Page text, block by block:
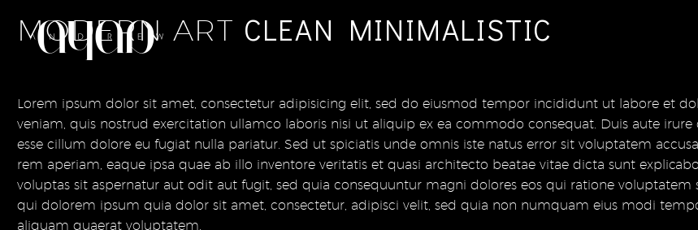
MODERN ART CLEAN MINIMALISTIC
Lorem ipsum dolor sit amet, consectetur adipisicing elit, sed do eiusmod tempor incididunt ut labore et
veniam, quis nostrud exercitation ullamco laboris nisi ut aliquip ex ea commodo consequat. Duis aute
esse cillum dolore eu fugiat nulla pariatur. Sed ut spiciatis unde omnis iste natus error sit voluptatem
rem aperiam, eaque ipsa quae ab illo inventore veritatis et quasi architecto beatae vitae dicta sunt
voluptas sit aspernatur aut odit aut fugit, sed quia consequuntur magni dolores eos qui ratione voluptatem
qui dolorem ipsum quia dolor sit amet, consectetur, adipisci velit, sed quia non numquam eius modi
aliquam quaerat voluptatem.